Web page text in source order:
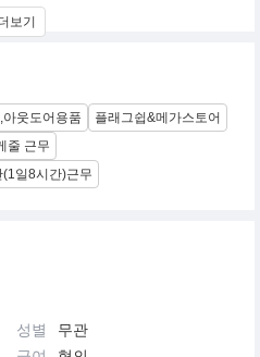
는 2009년, 등산용 스틱을 시작으
들이 언제 어디서나 편안한 휴식
컴팩트한 사이즈로 제작되어 캠
에도 편리하게 사용할 수 있고, 휴
습니다.
킹을 할 때, 옥상에서 친구들과 소
서, 자동차 캠핑에서, 심지어 집에
싶어 질 것입니다.
보기
아웃도어용품
플래그쉽&메가스토어
줄 근무
일8시간)근무
성별
무관